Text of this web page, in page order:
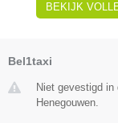
BEKIJK
Bel1taxi
Niet gevestigd
Henegouwen.